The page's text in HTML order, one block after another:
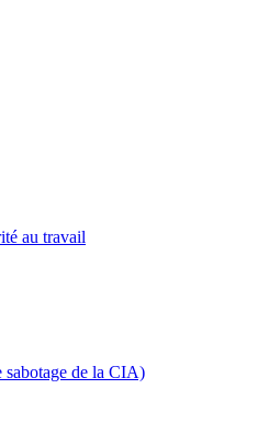
au travail
sabotage de la CIA)